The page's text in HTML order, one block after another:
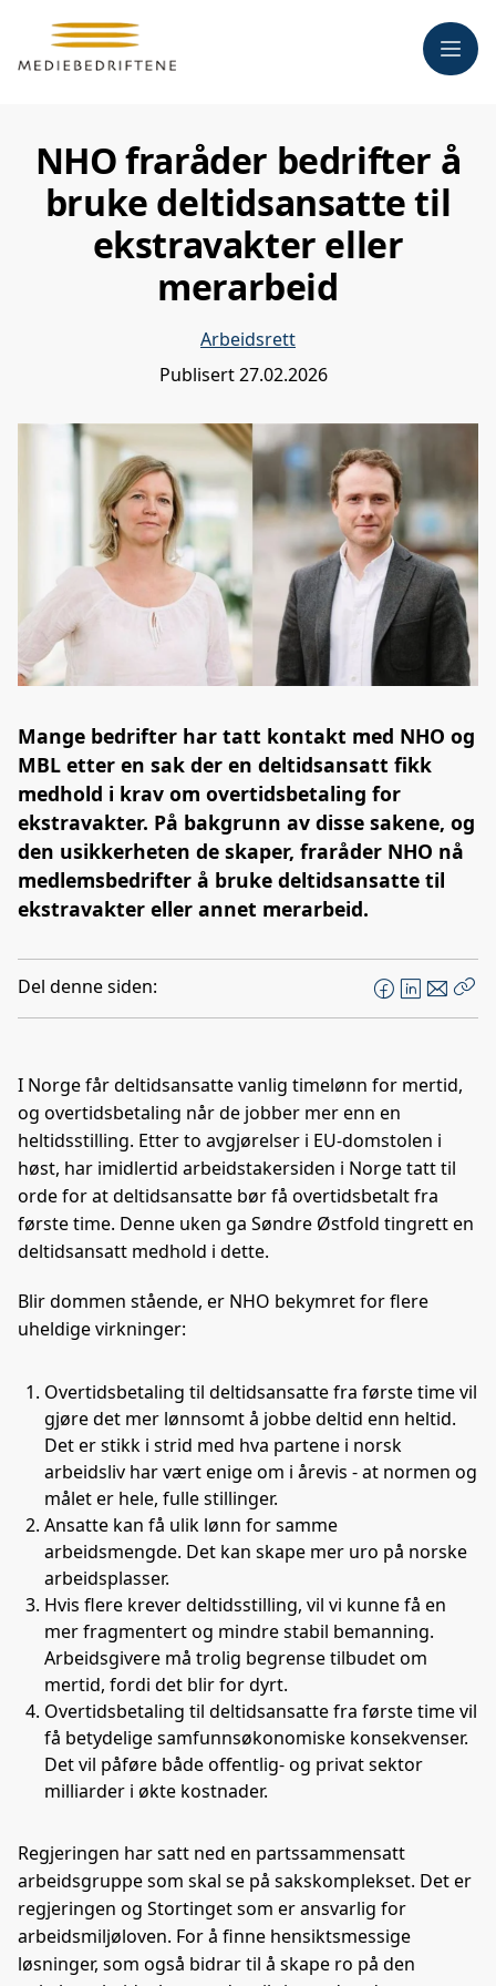
Meny
NHO fraråder bedrifter å
bruke deltidsansatte til
ekstravakter eller
merarbeid
Arbeidsrett
Publisert27.02.2026
Mange bedrifter har tatt kontakt med NHO og
MBL etter en sak der en deltidsansatt fikk
medhold i krav om overtidsbetaling for
ekstravakter. På bakgrunn av disse sakene, og
den usikkerheten de skaper, fraråder NHO nå
medlemsbedrifter å bruke deltidsansatte til
ekstravakter eller annet merarbeid.
Del denne siden:
F
a
e
b
o
o
k
L
i
k
e
d
I
n
E
-
o
t
I Norge får deltidsansatte vanlig timelønn for mertid,
og overtidsbetaling når de jobber mer enn en
heltidsstilling. Etter to avgjørelser i EU-domstolen i
høst, har imidlertid arbeidstakersiden i Norge tatt til
orde for at deltidsansatte bør få overtidsbetalt fra
første time. Denne uken ga Søndre Østfold tingrett en
deltidsansatt medhold i dette.
Blir dommen stående, er NHO bekymret for flere
uheldige virkninger:
Overtidsbetaling til deltidsansatte fra første time vil
gjøre det mer lønnsomt å jobbe deltid enn heltid.
Det er stikk i strid med hva partene i norsk
arbeidsliv har vært enige om i årevis - at normen og
målet er hele, fulle stillinger.
Ansatte kan få ulik lønn for samme
arbeidsmengde. Det kan skape mer uro på norske
arbeidsplasser.
Hvis flere krever deltidsstilling, vil vi kunne få en
mer fragmentert og mindre stabil bemanning.
Arbeidsgivere må trolig begrense tilbudet om
mertid, fordi det blir for dyrt.
Overtidsbetaling til deltidsansatte fra første time vil
få betydelige samfunnsøkonomiske konsekvenser.
Det vil påføre både offentlig- og privat sektor
milliarder i økte kostnader.
Regjeringen har satt ned en partssammensatt
arbeidsgruppe som skal se på sakskomplekset. Det er
regjeringen og Stortinget som er ansvarlig for
arbeidsmiljøloven. For å finne hensiktsmessige
løsninger, som også bidrar til å skape ro på den